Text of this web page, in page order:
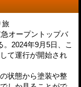
旅
オープントップバ
2024年9月5日、こ
て運行が開始され
状態から塗装や整